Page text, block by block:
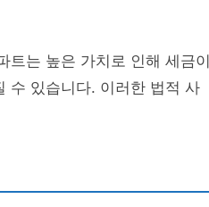
트는 높은 가치로 인해 세금이
수 있습니다. 이러한 법적 사